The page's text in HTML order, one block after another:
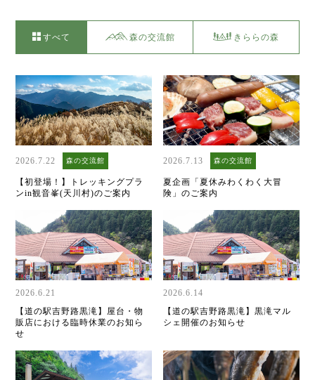
すべて 森の交流館 きららの森
2026.7.22 森の交流館
【初登場！】トレッキングプラ
ンin観音峯(天川村)のご案内
2026.7.13 森の交流館
夏企画「夏休みわくわく大冒
険」のご案内
2026.6.21
【道の駅吉野路黒滝】屋台・物
販店における臨時休業のお知ら
せ
2026.6.14
【道の駅吉野路黒滝】黒滝マル
シェ開催のお知らせ